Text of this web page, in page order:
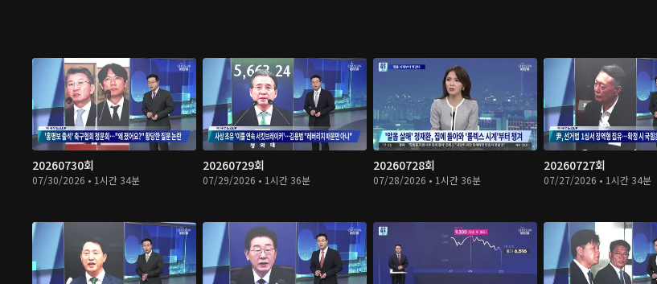
20260730회
07/30/2026 • 1시간 34분
20260729회
07/29/2026 • 1시간 36분
20260728회
07/28/2026 • 1시간 36분
20260727회
07/27/2026 • 1시간 34분